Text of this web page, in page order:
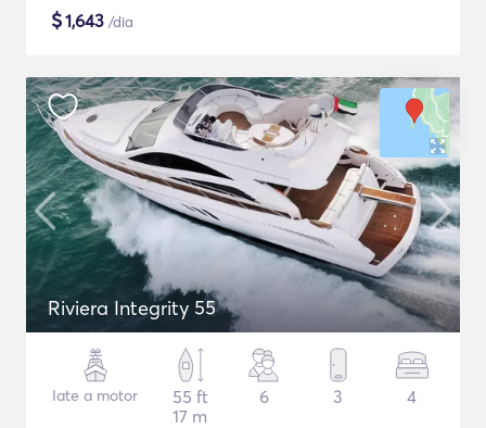
$1,643 /dia
Riviera Integrity 55
Iate a motor
55 ft
17 m
6 3 4